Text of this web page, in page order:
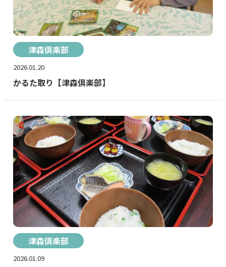
津森倶楽部
2026.01.20
かるた取り【津森倶楽部】
津森倶楽部
2026.01.09